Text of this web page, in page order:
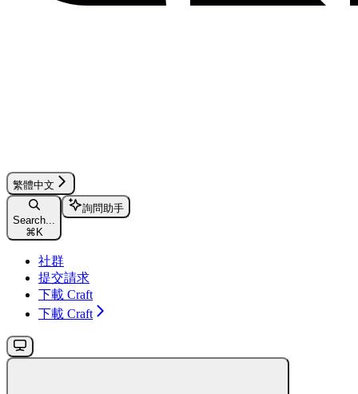
繁體中文
Search...
⌘K
詢問助手
社群
提交請求
下載 Craft
下載 Craft